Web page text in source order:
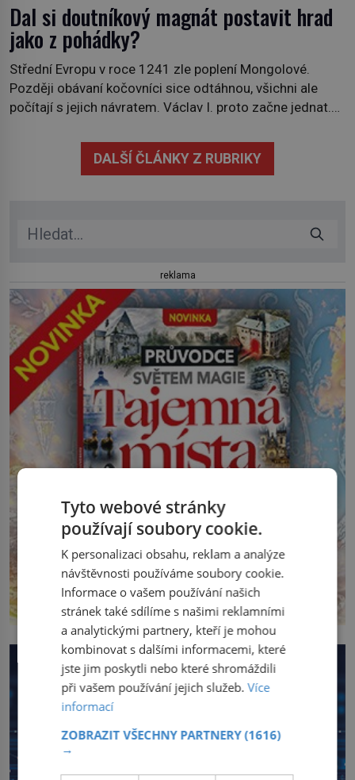
Dal si doutníkový magnát postavit hrad
jako z pohádky?
Střední Evropu v roce 1241 zle poplení Mongolové.
Později obávaní kočovníci sice odtáhnou, všichni ale
počítají s jejich návratem. Václav I. proto začne jednat.
pečlivě připravit! Český král Václav I. (1205–1253)
přijme opatření, která mají posílit obranu jeho království.
DALŠÍ ČLÁNKY Z RUBRIKY
reklama
Tyto webové stránky
používají soubory cookie.
K personalizaci obsahu, reklam a analýze
návštěvnosti používáme soubory cookie.
Informace o vašem používání našich
stránek také sdílíme s našimi reklamními
a analytickými partnery, kteří je mohou
kombinovat s dalšími informacemi, které
jste jim poskytli nebo které shromáždili
při vašem používání jejich služeb.Více
informací
ZOBRAZIT VŠECHNY PARTNERY(1616)
→